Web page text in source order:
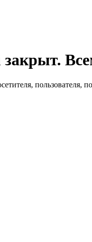
пользователя,